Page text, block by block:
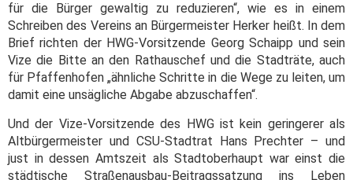
für die Bürger gewaltig zu reduzieren“, wie es in einem
Schreiben des Vereins an Bürgermeister Herker heißt. In dem
Brief richten der HWG-Vorsitzende Georg Schaipp und sein
Vize die Bitte an den Rathauschef und die Stadträte, auch
für Pfaffenhofen „ähnliche Schritte in die Wege zu leiten, um
damit eine unsägliche Abgabe abzuschaffen“.
Und der Vize-Vorsitzende des HWG ist kein geringerer als
Altbürgermeister und CSU-Stadtrat Hans Prechter – und
just in dessen Amtszeit als Stadtoberhaupt war einst die
städtische Straßenausbau-Beitragssatzung ins Leben